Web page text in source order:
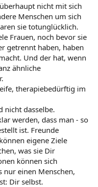
nicht mit sich
Menschen um sich
sie totunglücklich.
Frauen, noch bevor sie
getrennt haben, haben
Und der hat, wenn
ähnliche
therapiebedürftig im
nicht dasselbe.
werden, dass man - so
ist. Freunde
eigene Ziele
was sie Dir
können sich
nur einen Menschen,
Dir selbst.